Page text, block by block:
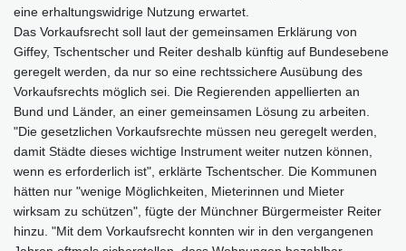
eine erhaltungswidrige Nutzung erwartet.
Das Vorkaufsrecht soll laut der gemeinsamen Erklärung von
Giffey, Tschentscher und Reiter deshalb künftig auf Bundesebene
geregelt werden, da nur so eine rechtssichere Ausübung des
Vorkaufsrechts möglich sei. Die Regierenden appellierten an
Bund und Länder, an einer gemeinsamen Lösung zu arbeiten.
"Die gesetzlichen Vorkaufsrechte müssen neu geregelt werden,
damit Städte dieses wichtige Instrument weiter nutzen können,
wenn es erforderlich ist", erklärte Tschentscher. Die Kommunen
hätten nur "wenige Möglichkeiten, Mieterinnen und Mieter
wirksam zu schützen", fügte der Münchner Bürgermeister Reiter
hinzu. "Mit dem Vorkaufsrecht konnten wir in den vergangenen